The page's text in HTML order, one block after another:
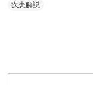
疾患解説